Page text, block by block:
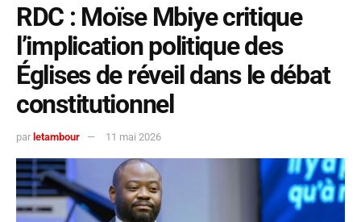
RDC : Moïse Mbiye critique
l’implication politique des
Églises de réveil dans le débat
constitutionnel
par letambour 11 mai 2026